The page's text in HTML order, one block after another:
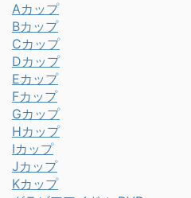
Aカップ
Bカップ
Cカップ
Dカップ
Eカップ
Fカップ
Gカップ
Hカップ
Iカップ
Jカップ
Kカップ